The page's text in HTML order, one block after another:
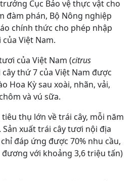
Cục Bảo vệ thực vật cho
đàm phán, Bộ Nông nghiệp
chính thức cho phép nhập
Việt Nam.
của Việt Nam (citrus
thứ 7 của Việt Nam được
Hoa Kỳ sau xoài, nhãn, vải,
và vú sữa.
tiêu thụ lớn về trái cây, mỗi năm
xuất trái cây tươi nội địa
đáp ứng được 70% nhu cầu,
với khoảng 3,6 triệu tấn)